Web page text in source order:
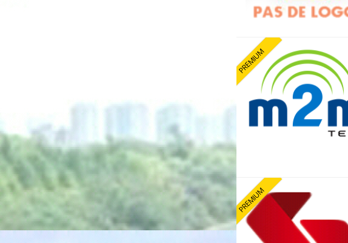
PREMIUM
PREMIUM